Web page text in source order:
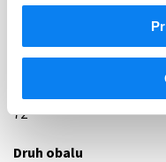
J05AH02
Podrobnosti o lieku
72
Druh obalu